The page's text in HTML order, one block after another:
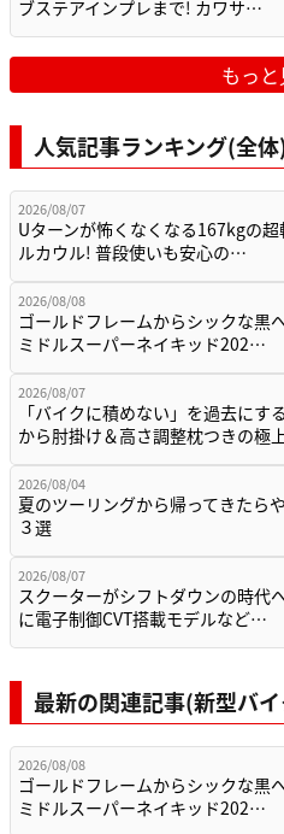
ブステアインプレまで! カワサ…
もっと
人気記事ランキング(全
2026/08/07
Uターンが怖くなくなる167kgの超
ルカウル! 普段使いも安心の…
2026/08/08
ゴールドフレームからシックな黒
ミドルスーパーネイキッド202…
2026/08/07
「バイクに積めない」を過去にす
から肘掛け＆高さ調整枕つきの極
2026/08/04
夏のツーリングから帰ってきたら
３選
2026/08/07
スクーターがシフトダウンの時代
に電子制御CVT搭載モデルなど…
最新の関連記事(新型バ
2026/08/08
ゴールドフレームからシックな黒
ミドルスーパーネイキッド202…